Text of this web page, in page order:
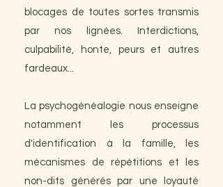
blocages de toutes sortes transmis
par nos lignées. Interdictions,
culpabilité, honte, peurs et autres
fardeaux...
La psychogénéalogie nous enseigne
notamment les processus
d'identification à la famille, les
mécanismes de répétitions et les
non-dits générés par une loyauté